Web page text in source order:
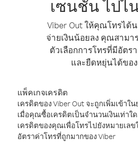
เซนชัน ไปไ
Viber Out ให้คุณโทรได้
จ่ายเงินน้อยลง คุณสามา
ตัวเลือกการโทรที่มีอัตร
และยืดหยุ่นได้ของ
แพ็คเกจเครดิต
เครดิตของ Viber Out จะถูกเพิ่มเข้า
เมื่อคุณซื้อเครดิตเป็นจำนวนเงินเท่า
เครดิตของคุณเพื่อโทรไปยังหมายเล
อัตราค่าโทรที่ถูกมากของ Viber